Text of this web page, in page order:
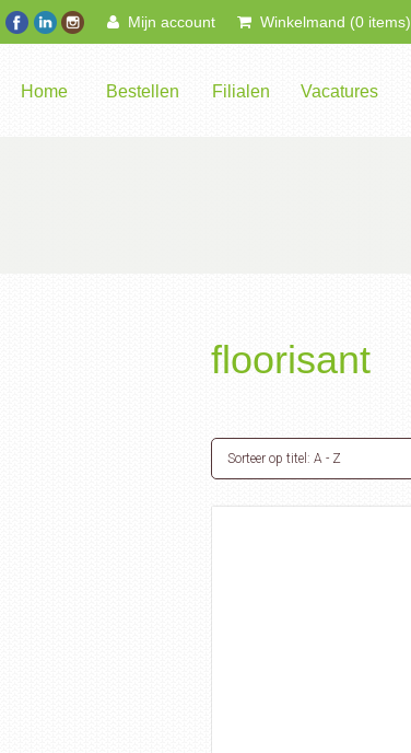
Mijn account Winkelmand (0 items)
Home Bestellen Filialen Vacatures
floorisant